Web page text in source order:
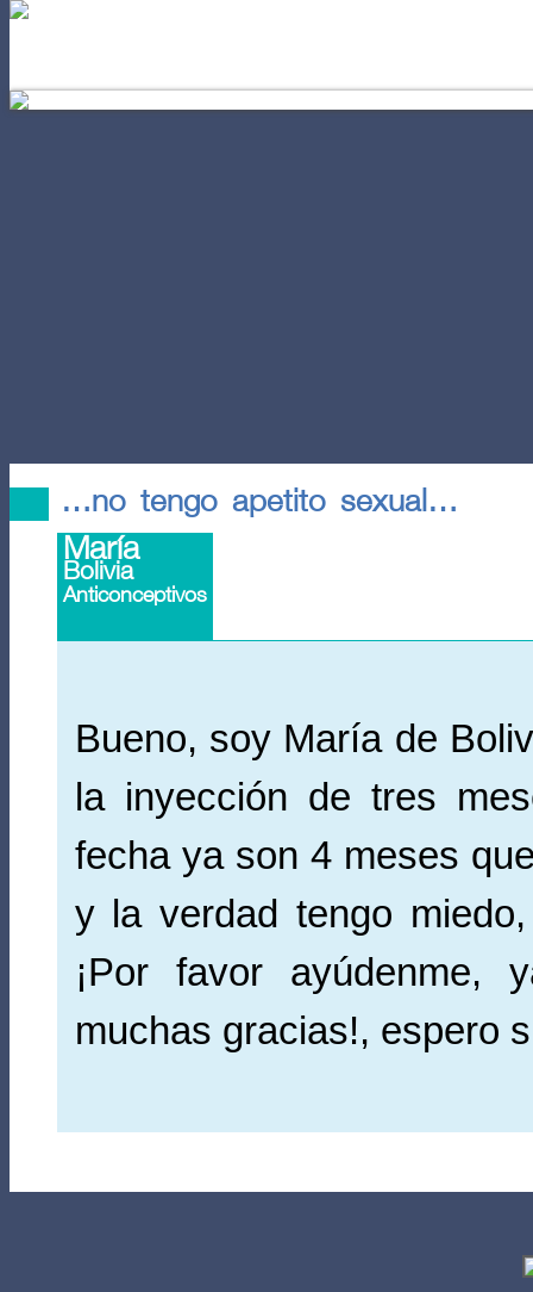
…no tengo apetito sexual…
María
Bolivia
Anticonceptivos
Bueno, soy María de
la inyección de tres
fecha ya son 4 meses
y la verdad tengo
¡Por favor ayúdenme,
muchas gracias!, espero